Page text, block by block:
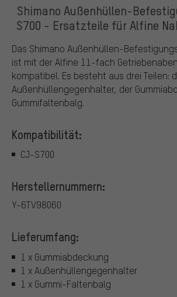
Shimano Außenhüllen-
S700 - Ersatzteile für Alfine
Das Shimano Außenhüllen-
ist mit der Alfine 11-fach
kompatibel. Es besteht aus drei Teilen:
Außenhüllengegenhalter, der
Gummifaltenbalg.
Kompatibilität:
CJ-S700
Herstellernummern:
Y-6TV98060
Lieferumfang:
1 x Gummiabdeckung
1 x Außenhüllengegenhalter
1 x Gummi-Faltenbalg